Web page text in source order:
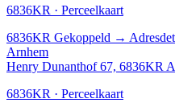
6836KR · Perceelkaart
6836KR Gekoppeld →
Arnhem
Henry Dunanthof 67, 6836KR
6836KR · Perceelkaart